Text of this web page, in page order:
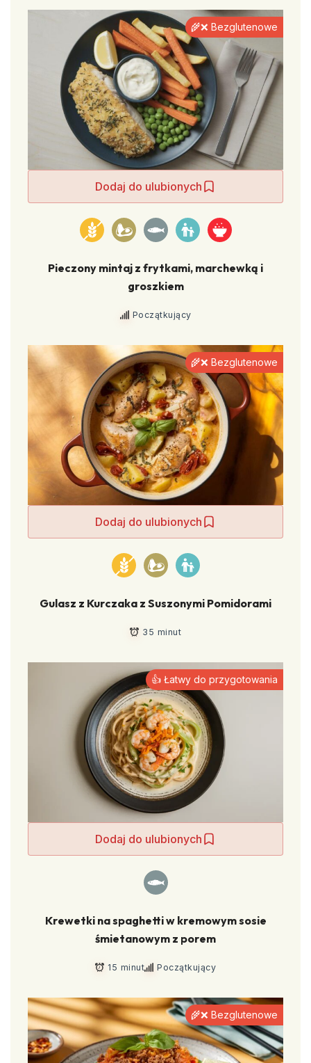
Dodaj do ulubionych
🌾❌ Bezglutenowe
Pieczony mintaj z frytkami, marchewką i
groszkiem
Początkujący
Dodaj do ulubionych
🌾❌ Bezglutenowe
Gulasz z Kurczaka z Suszonymi Pomidorami
35 minut
Dodaj do ulubionych
👍 Łatwy do przygotowania
Krewetki na spaghetti w kremowym sosie
śmietanowym z porem
15 minut Początkujący
🌾❌ Bezglutenowe